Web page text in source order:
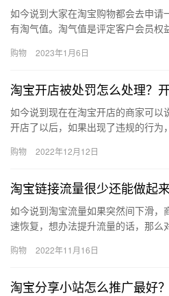
如今说到大家在淘宝购物都会去申请
有淘气值。淘气值是评定客户会员权
评论…
购物 2023年1月6日
淘宝开店被处罚怎么处理？
如今说到现在在淘宝开店的商家可以
开店了以后，如果出现了违规的行为
来看看…
购物 2022年12月12日
淘宝链接流量很少还能做起
如今说到淘宝流量如果突然间下滑，
速恢复，想办法提升流量的话，那么
流量很…
购物 2022年11月16日
淘宝分享小站怎么推广最好